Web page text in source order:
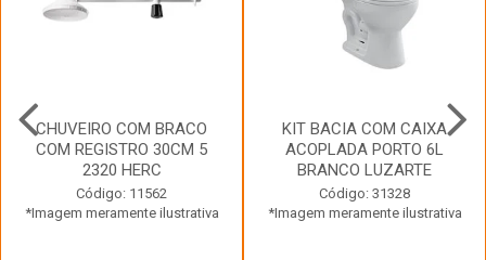
CHUVEIRO COM BRACO
COM REGISTRO 30CM 5
2320 HERC
Código: 11562
*Imagem meramente ilustrativa
KIT BACIA COM CAIXA
ACOPLADA PORTO 6L
BRANCO LUZARTE
Código: 31328
*Imagem meramente ilustrativa